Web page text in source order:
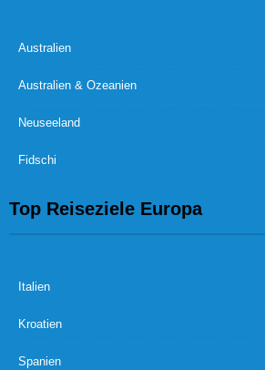
Australien
Australien & Ozeanien
Neuseeland
Fidschi
Top Reiseziele Europa
Italien
Kroatien
Spanien